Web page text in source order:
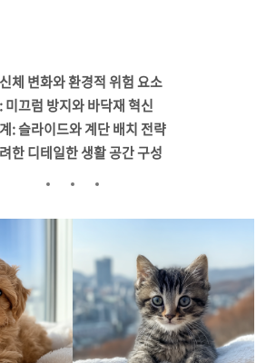
체 변화와 환경적 위험 요소
끄럼 방지와 바닥재 혁신
: 슬라이드와 계단 배치 전략
한 디테일한 생활 공간 구성